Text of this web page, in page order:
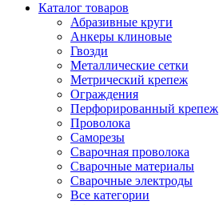
Каталог товаров
Абразивные круги
Анкеры клиновые
Гвозди
Металлические сетки
Метрический крепеж
Ограждения
Перфорированный крепеж
Проволока
Саморезы
Сварочная проволока
Сварочные материалы
Сварочные электроды
Все категории